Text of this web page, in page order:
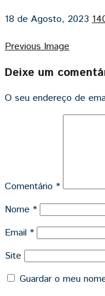
18 de Agosto, 2023
Previous Image
Deixe um
O seu endereço de
Comentário *
Nome *
Email *
Site
Guardar o meu